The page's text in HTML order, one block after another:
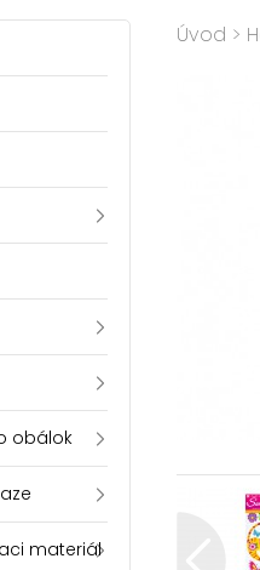
obálok
materiál
Úvod >